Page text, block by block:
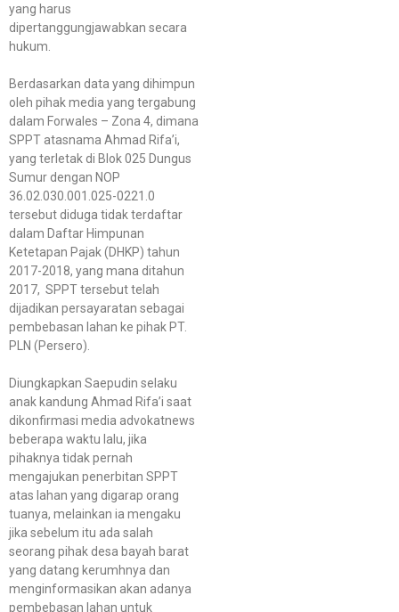
yang harus
dipertanggungjawabkan secara
hukum.
Berdasarkan data yang dihimpun
oleh pihak media yang tergabung
dalam Forwales – Zona 4, dimana
SPPT atasnama Ahmad Rifa’i,
yang terletak di Blok 025 Dungus
Sumur dengan NOP
36.02.030.001.025-0221.0
tersebut diduga tidak terdaftar
dalam Daftar Himpunan
Ketetapan Pajak (DHKP) tahun
2017-2018, yang mana ditahun
2017, SPPT tersebut telah
dijadikan persayaratan sebagai
pembebasan lahan ke pihak PT.
PLN (Persero).
Diungkapkan Saepudin selaku
anak kandung Ahmad Rifa’i saat
dikonfirmasi media advokatnews
beberapa waktu lalu, jika
pihaknya tidak pernah
mengajukan penerbitan SPPT
atas lahan yang digarap orang
tuanya, melainkan ia mengaku
jika sebelum itu ada salah
seorang pihak desa bayah barat
yang datang kerumhnya dan
menginformasikan akan adanya
pembebasan lahan untuk